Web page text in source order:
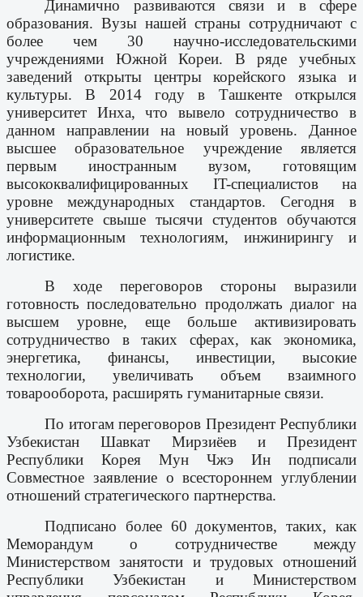
Динамично развиваются связи и в сфере
образования. Вузы нашей страны сотрудничают с
более чем 30 научно-исследовательскими
учреждениями Южной Кореи. В ряде учебных
заведений открыты центры корейского языка и
культуры. В 2014 году в Ташкенте открылся
университет Инха, что вывело сотрудничество в
данном направлении на новый уровень. Данное
высшее образовательное учреждение является
первым иностранным вузом, готовящим
высококвалифицированных IT-специалистов на
уровне международных стандартов. Сегодня в
университете свыше тысячи студентов обучаются
информационным технологиям, инжинирингу и
логистике.
В ходе переговоров стороны выразили
готовность последовательно продолжать диалог на
высшем уровне, еще больше активизировать
сотрудничество в таких сферах, как экономика,
энергетика, финансы, инвестиции, высокие
технологии, увеличивать объем взаимного
товарооборота, расширять гуманитарные связи.
По итогам переговоров Президент Республики
Узбекистан Шавкат Мирзиёев и Президент
Республики Корея Мун Чжэ Ин подписали
Совместное заявление о всестороннем углублении
отношений стратегического партнерства.
Подписано более 60 документов, таких, как
Меморандум о сотрудничестве между
Министерством занятости и трудовых отношений
Республики Узбекистан и Министерством